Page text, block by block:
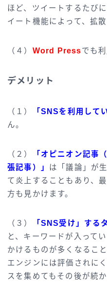
ほど、ツイートするたび
イート機能によって、拡
（４） Word Pressでも
デメリット
（１） 「SNSを利用して
ん。
（２）
「オピニオン記事
張記事）」 は「議論」が
て炎上することもあり、
方も見かけます。
（３） 「SNS受け」する
と、キーワードが入って
かけるものが多くなるこ
エンジンには評価されに
スを集めてもその後が続